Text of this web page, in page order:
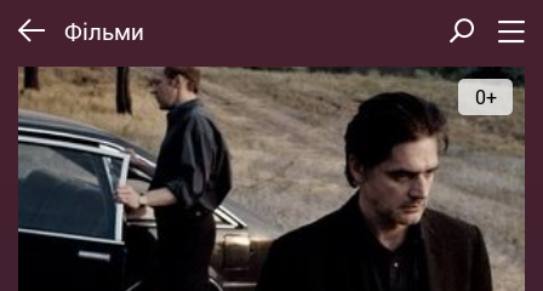
Фільми
0+